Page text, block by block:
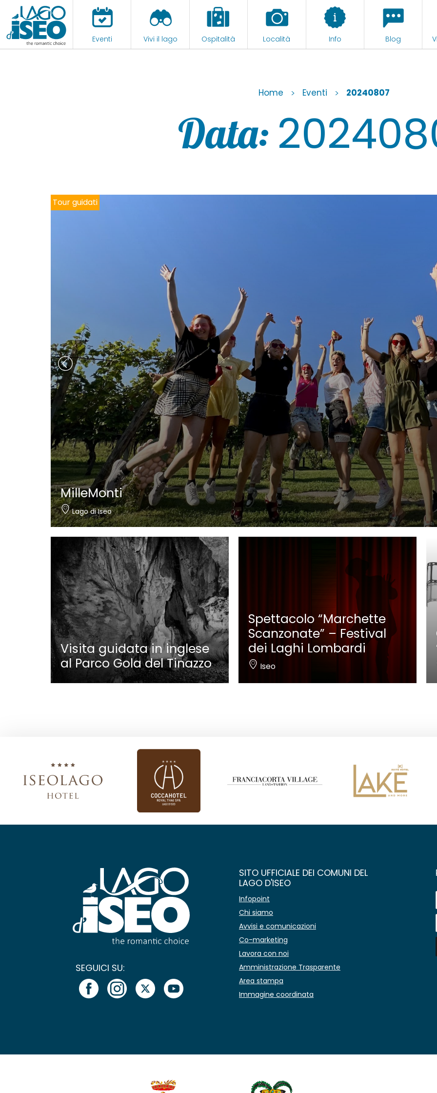
Eventi Vivi il lago Ospitalità Località Info Blog
Home > Eventi > 20240807
Data:
Tour guidati
MilleMonti
Lago di Iseo
Visita guidata in inglese
al Parco Gola del Tinazzo
Spettacolo “Marchette
Scanzonate” – Festival
dei Laghi Lombardi
Iseo
SEGUICI SU:
SITO UFFICIALE DEI COMUNI DEL
LAGO D'ISEO
Infopoint
Chi siamo
Avvisi e comunicazioni
Co-marketing
Lavora con noi
Amministrazione Trasparente
Area stampa
Immagine coordinata